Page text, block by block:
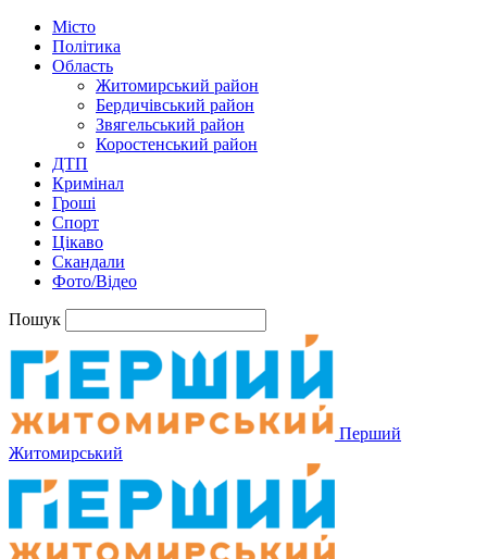
Місто
Політика
Область
Житомирський район
Бердичівський район
Звягельський район
Коростенський район
ДТП
Кримінал
Гроші
Спорт
Цікаво
Скандали
Фото/Відео
Пошук
Перший
Житомирський